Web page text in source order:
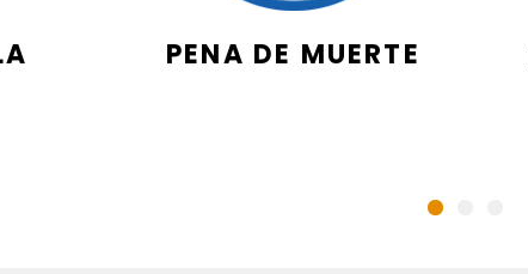
PENA DE MUERTE